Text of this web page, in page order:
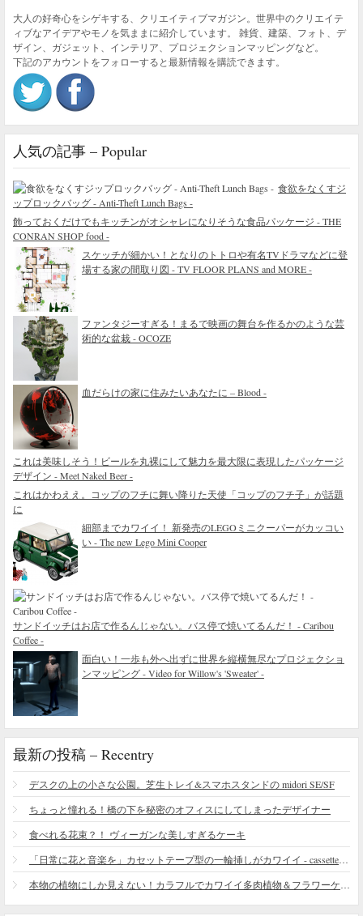
大人の好奇心をシゲキする、クリエイティブマガジン。世界中のクリエイテ
ィブなアイデアやモノを気ままに紹介しています。 雑貨、建築、フォト、デ
ザイン、ガジェット、インテリア、プロジェクションマッピングなど。
下記のアカウントをフォローすると最新情報を購読できます。
人気の記事 – Popular
食欲をなくすジ
ップロックバッグ - Anti-Theft Lunch Bags -
飾っておくだけでもキッチンがオシャレになりそうな食品パッケージ - THE
CONRAN SHOP food -
スケッチが細かい！となりのトトロや有名TVドラマなどに登
場する家の間取り図 - TV FLOOR PLANS and MORE -
ファンタジーすぎる！まるで映画の舞台を作るかのような芸
術的な盆栽 - OCOZE
血だらけの家に住みたいあなたに – Blood -
これは美味しそう！ビールを丸裸にして魅力を最大限に表現したパッケージ
デザイン - Meet Naked Beer -
これはかわええ。コップのフチに舞い降りた天使「コップのフチ子」が話題
に
細部までカワイイ！ 新発売のLEGOミニクーパーがカッコい
い - The new Lego Mini Cooper
サンドイッチはお店で作るんじゃない。バス停で焼いてるんだ！ - Caribou
Coffee -
面白い！一歩も外へ出ずに世界を縦横無尽なプロジェクショ
ンマッピング - Video for Willow's 'Sweater' -
最新の投稿 – Recentry
デスクの上の小さな公園。芝生トレイ&スマホスタンドの midori SE/SF
ちょっと憧れる！橋の下を秘密のオフィスにしてしまったデザイナー
食べれる花束？！ ヴィーガンな美しすぎるケーキ
「日常に花と音楽を」カセットテープ型の一輪挿しがカワイイ - cassette vase
本物の植物にしか見えない！カラフルでカワイイ多肉植物＆フラワーケーキ